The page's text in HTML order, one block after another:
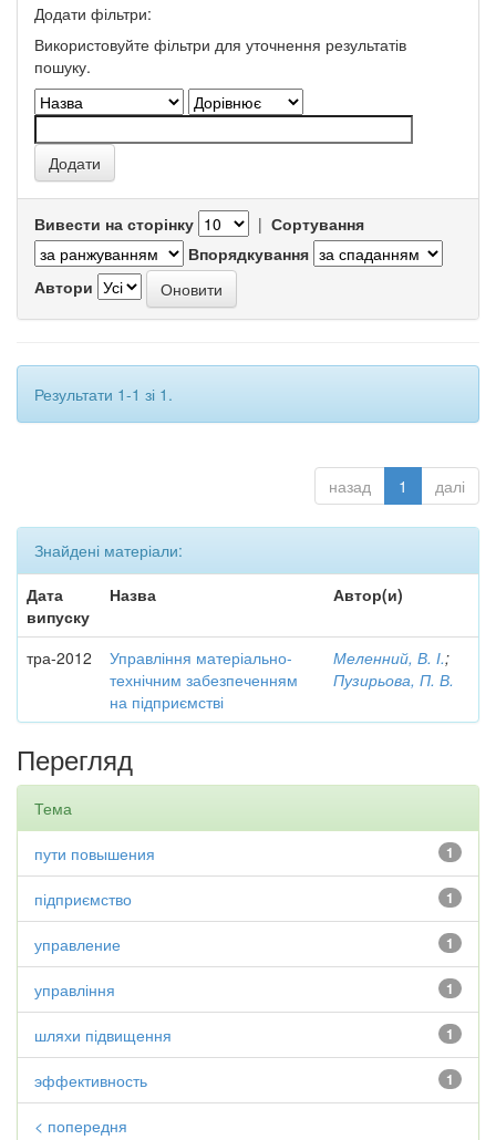
Додати фільтри:
Використовуйте фільтри для уточнення результатів
пошуку.
Вивести на сторінку | Сортування
Впорядкування
Автори
Результати 1-1 зі 1.
назад 1 далі
Знайдені матеріали:
Дата
випуску
Назва Автор(и)
тра-2012
Управління матеріально-
технічним забезпеченням
на підприємстві
Меленний, В. І.;
Пузирьова, П. В.
Перегляд
Тема
1
пути повышения
1
підприємство
1
управление
1
управління
1
шляхи підвищення
1
эффективность
< попередня